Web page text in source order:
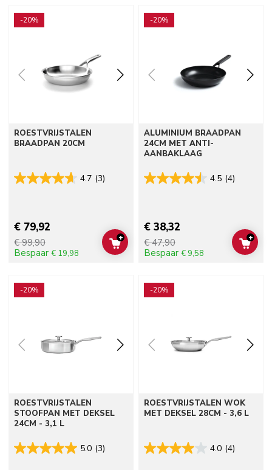
-20%
ROESTVRIJSTALEN
BRAADPAN 20CM
4.7 (3)
€ 79,92
€ 99,90
Bespaar € 19,98
ADD TO CART
+
-20%
ALUMINIUM BRAADPAN
24CM MET ANTI-
AANBAKLAAG
4.5 (4)
€ 38,32
€ 47,90
Bespaar € 9,58
ADD
+
-20%
ROESTVRIJSTALEN
STOOFPAN MET DEKSEL
24CM - 3,1 L
5.0 (3)
-20%
ROESTVRIJSTALEN WOK
MET DEKSEL 28CM - 3,6 L
4.0 (4)